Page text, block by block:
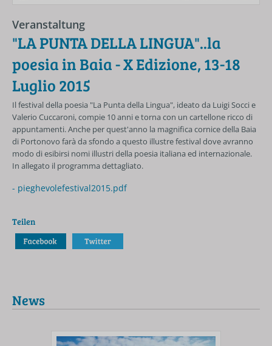
Veranstaltung
"LA PUNTA DELLA LINGUA"..la
poesia in Baia - X Edizione, 13-18
Luglio 2015
Il festival della poesia "La Punta della Lingua", ideato da Luigi Socci e
Valerio Cuccaroni, compie 10 anni e torna con un cartellone ricco di
appuntamenti. Anche per quest'anno la magnifica cornice della Baia
di Portonovo farà da sfondo a questo illustre festival dove avranno
modo di esibirsi nomi illustri della poesia italiana ed internazionale.
In allegato il programma dettagliato.
- pieghevolefestival2015.pdf
Teilen
News